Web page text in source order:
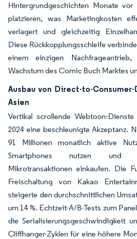
Hintergrundgeschichten Monate
platzieren, was Marketingkosten
verlagert und gleichzeitig
Diese Rückkopplungsschleife
einem einzigen
Wachstum des Comic Buch Marktes
Ausbau von Direct-to-
Asien
Vertikal scrollende Webtoon-
2024 eine beschleunigte Akzeptanz.
91 Millionen monatlich aktive
Smartphones nutzen und
Mikrotransaktionen einkaufen. Die
Freischaltung von Kakao
steigerte den durchschnittlichen
um 14 %. Echtzeit-A/B-Tests zum
die Serialisierungsgeschwindigkeit
Cliffhanger-Zyklen für eine höhere